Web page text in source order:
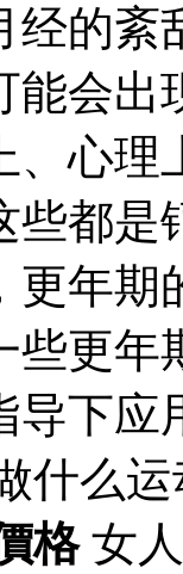
经的
能会
、心理
些都是
更年期
些更
导下应
什么
格女